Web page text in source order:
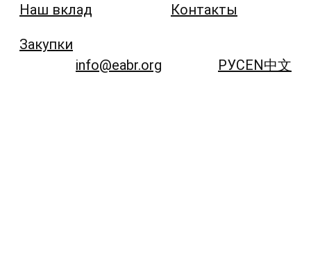
Наш вклад
Закупки
Контакты
info@eabr.org РУСEN中文